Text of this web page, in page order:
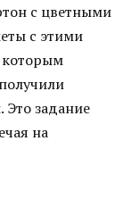
с цветными
с этими
которым
Это задание
на